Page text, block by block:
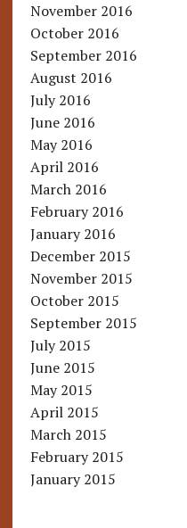
November 2016
October 2016
September 2016
August 2016
July 2016
June 2016
May 2016
April 2016
March 2016
February 2016
January 2016
December 2015
November 2015
October 2015
September 2015
July 2015
June 2015
May 2015
April 2015
March 2015
February 2015
January 2015